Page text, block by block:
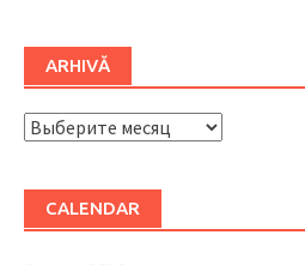
ARHIVĂ
ARHIVĂ
CALENDAR